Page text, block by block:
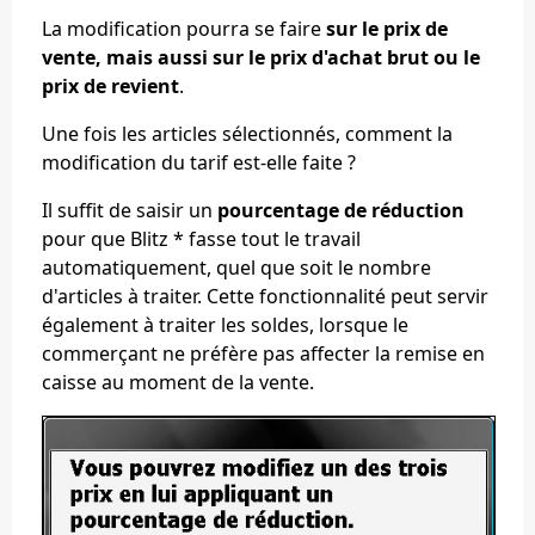
La modification pourra se fairesur le prix de
vente, mais aussi sur le prix d'achat brut ou le
prix de revient.
Une fois les articles sélectionnés, comment la
modification du tarif est-elle faite ?
Il suffit de saisir un pourcentage de réduction
pour que Blitz * fasse tout le travail
automatiquement, quel que soit le nombre
d'articles à traiter. Cette fonctionnalité peut servir
également à traiter les soldes, lorsque le
commerçant ne préfère pas affecter la remise en
caisse au moment de la vente.